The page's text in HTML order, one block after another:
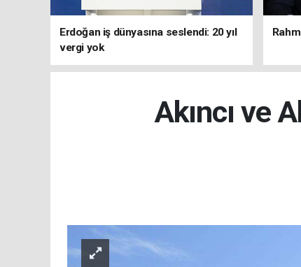
Erdoğan iş dünyasına seslendi: 20 yıl
vergi yok
Akıncı ve